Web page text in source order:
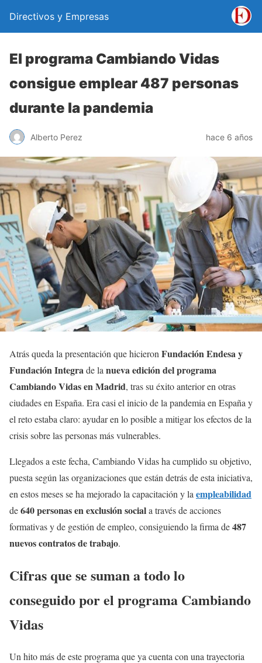
Directivos y Empresas
El programa Cambiando Vidas
consigue emplear 487 personas
durante la pandemia
Alberto Perez hace 6 años
Atrás queda la presentación que hicieron Fundación Endesa y
Fundación Integrade la nueva edición del programa
Cambiando Vidas en Madrid, tras su éxito anterior en otras
ciudades en España. Era casi el inicio de la pandemia en España y
el reto estaba claro: ayudar en lo posible a mitigar los efectos de la
crisis sobre las personas más vulnerables.
Llegados a este fecha, Cambiando Vidas ha cumplido su objetivo,
puesta según las organizaciones que están detrás de esta iniciativa,
en estos meses se ha mejorado la capacitación y la empleabilidad
de640 personas en exclusión sociala través de acciones
formativas y de gestión de empleo, consiguiendo la firma de487
nuevos contratos de trabajo.
Cifras que se suman a todo lo
conseguido por el programa Cambiando
Vidas
Un hito más de este programa que ya cuenta con una trayectoria